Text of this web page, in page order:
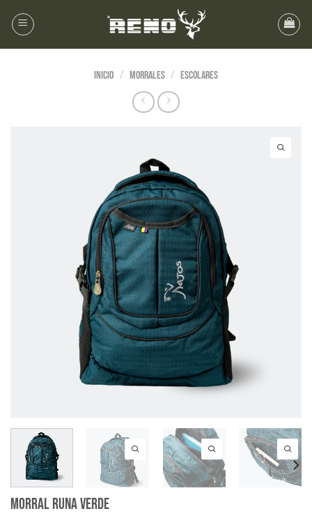
Inicio / Morrales / Escolares
MORRAL RUNA VERDE